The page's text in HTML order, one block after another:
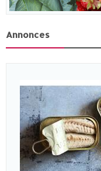
Annonces